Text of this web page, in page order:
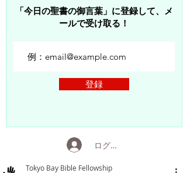
「今日の聖書の御言葉」に登録して、メ
ールで受け取る！
登録
ログイン
Tokyo Bay Bible Fellowship